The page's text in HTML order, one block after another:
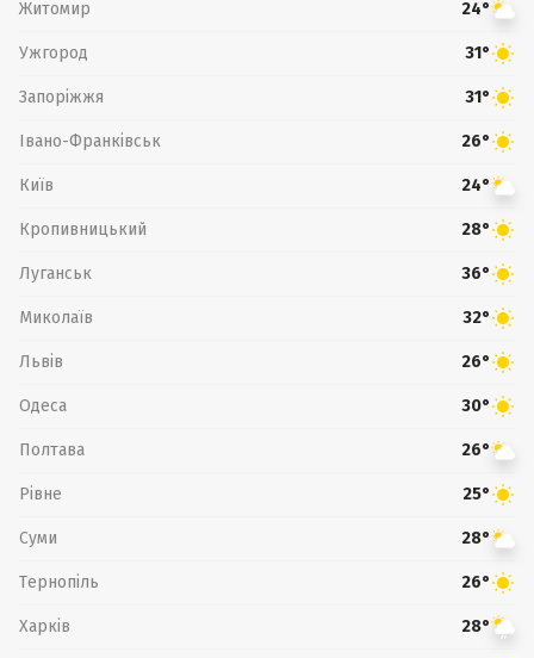
Житомир 24°
Ужгород 31°
Запоріжжя 31°
Івано-Франківськ 26°
Київ 24°
Кропивницький 28°
Луганськ 36°
Миколаїв 32°
Львів 26°
Одеса 30°
Полтава 26°
Рівне 25°
Суми 28°
Тернопіль 26°
Харків 28°